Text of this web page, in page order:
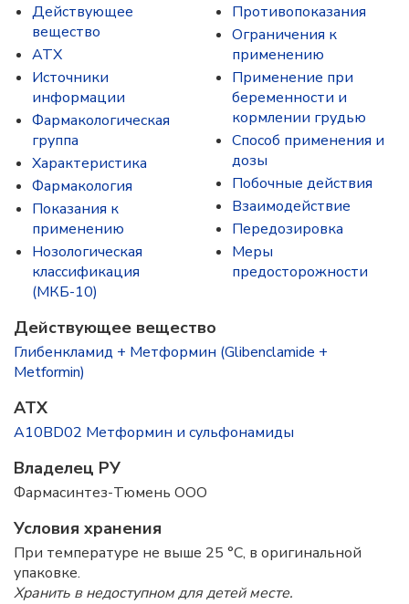
Действующее
вещество
ATX
Источники
информации
Фармакологическая
группа
Характеристика
Фармакология
Показания к
применению
Нозологическая
классификация
(МКБ-10)
Противопоказания
Ограничения к
применению
Применение при
беременности и
кормлении грудью
Способ применения и
дозы
Побочные действия
Взаимодействие
Передозировка
Меры
предосторожности
Действующее вещество
Глибенкламид + Метформин (Glibenclamide +
Metformin)
ATX
A10BD02 Метформин и сульфонамиды
Владелец РУ
Фармасинтез-Тюмень ООО
Условия хранения
При температуре не выше 25 °C, в оригинальной
упаковке.
Хранить в недоступном для детей месте.